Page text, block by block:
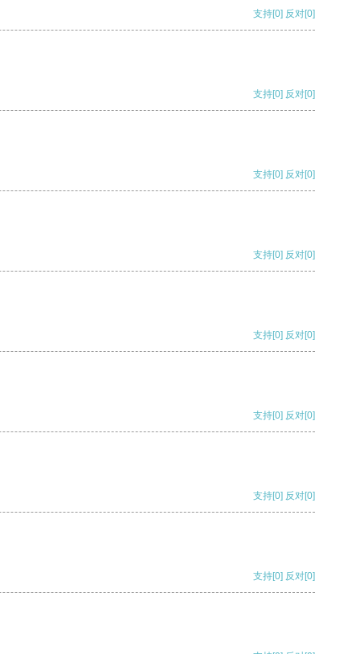
支持[0] 反对[0]
支持[0] 反对[0]
支持[0] 反对[0]
支持[0] 反对[0]
支持[0] 反对[0]
支持[0] 反对[0]
支持[0] 反对[0]
支持[0] 反对[0]